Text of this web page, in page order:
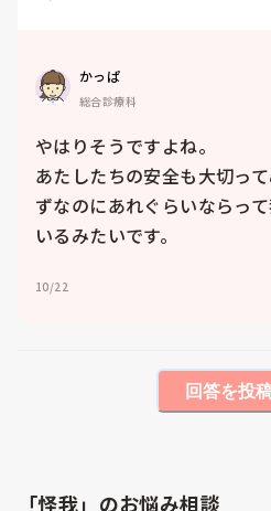
かっぱ
総合診療科
やはりそうですよね。
あたしたちの安全も大切っ
ずなのにあれぐらいならっ
いるみたいです。
10/22
回答を投
「怪我」のお悩み相談